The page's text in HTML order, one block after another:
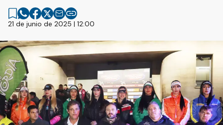
21 de junio de 2025 | 12:00